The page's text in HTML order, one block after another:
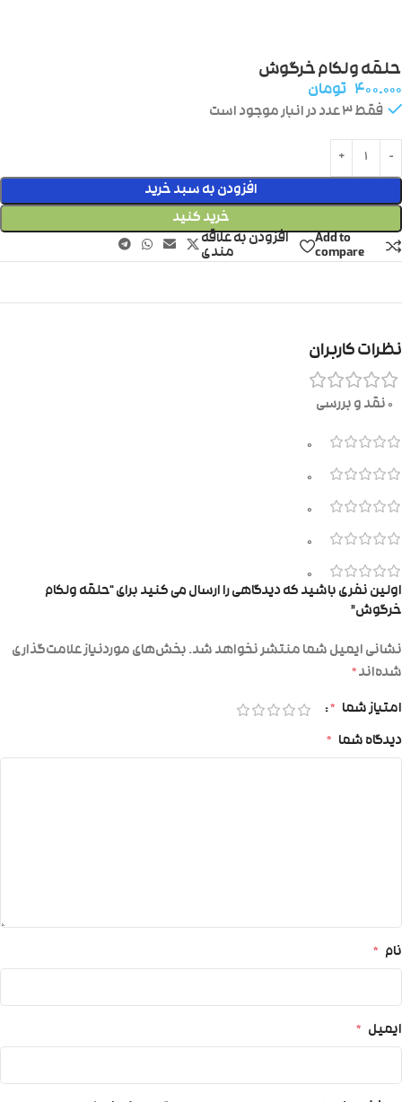
حلقه ولکام خرگوش
۴۰۰.۰۰۰ تومان
فقط 3 عدد در انبار موجود است
افزودن به سبد خرید
خرید کنید
Add to
compare
افزودن به علاقه
مندی
نظرات کاربران
0 نقد و بررسی
0
0
0
0
0
اولین نفری باشید که دیدگاهی را ارسال می کنید برای “حلقه ولکام
خرگوش”
نشانی ایمیل شما منتشر نخواهد شد.بخش‌های موردنیاز علامت‌گذاری
شده‌اند*
امتیاز شما *
دیدگاه شما *
نام *
ایمیل *